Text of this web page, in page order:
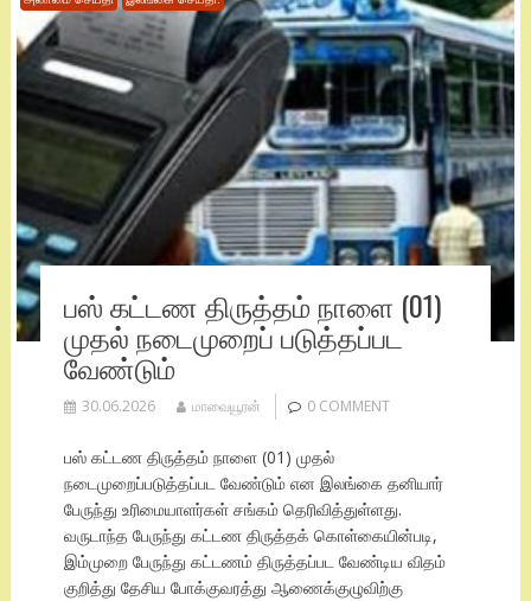
பஸ் கட்டண திருத்தம் நாளை (01)
முதல் நடைமுறைப் படுத்தப்பட
வேண்டும்
30.06.2026 மாவையூரன் 0 COMMENT
பஸ் கட்டண திருத்தம் நாளை (01) முதல்
நடைமுறைப்படுத்தப்பட வேண்டும் என இலங்கை தனியார்
பேருந்து உரிமையாளர்கள் சங்கம் தெரிவித்துள்ளது.
வருடாந்த பேருந்து கட்டண திருத்தக் கொள்கையின்படி,
இம்முறை பேருந்து கட்டணம் திருத்தப்பட வேண்டிய விதம்
குறித்து தேசிய போக்குவரத்து ஆணைக்குழுவிற்கு